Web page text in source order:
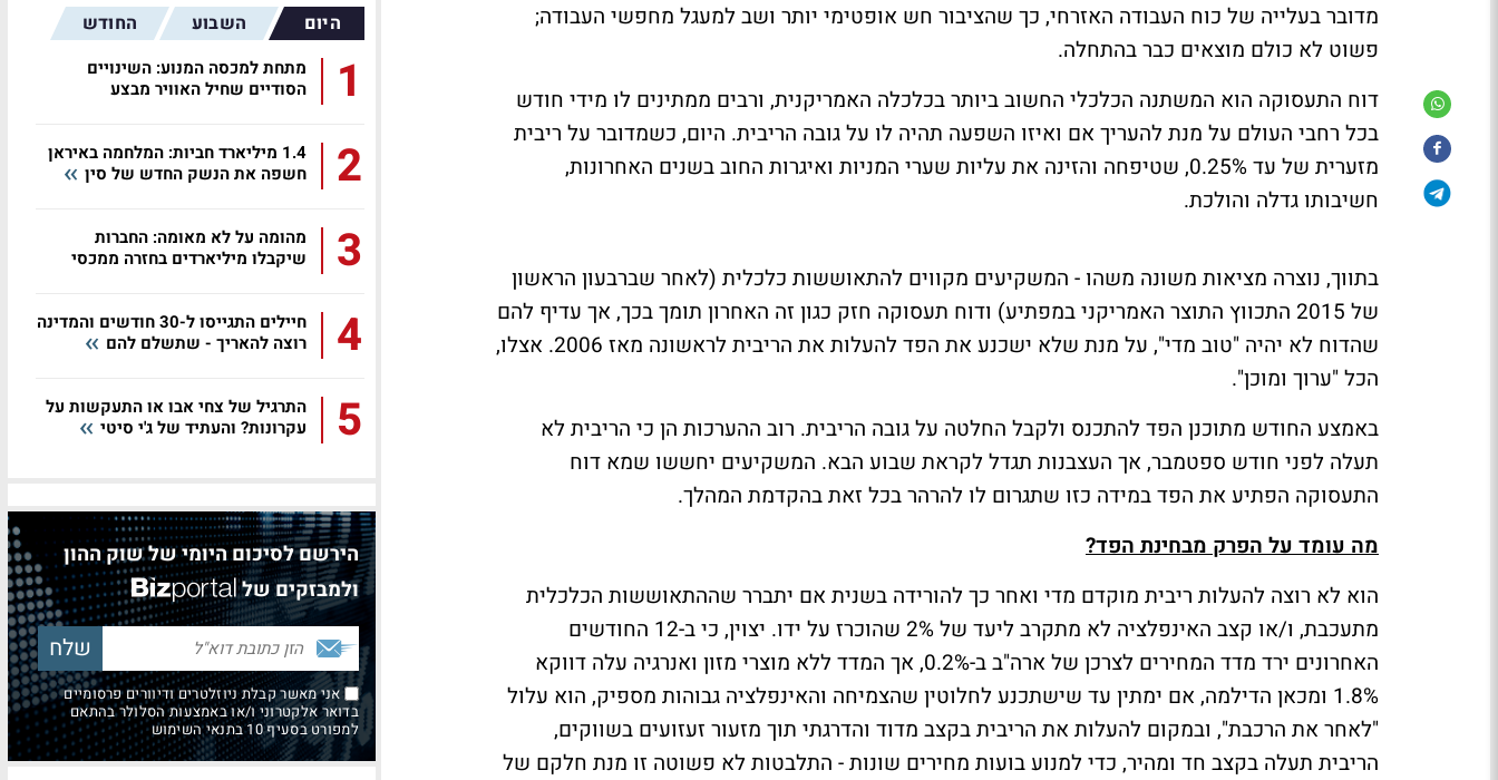
מדובר בעלייה של כוח העבודה האזרחי, כך שהציבור חש אופטימי יותר ושב למעגל מחפשי העבודה;
פשוט לא כולם מוצאים כבר בהתחלה.
דוח התעסוקה הוא המשתנה הכלכלי החשוב ביותר בכלכלה האמריקנית, ורבים ממתינים לו מידי חודש
בכל רחבי העולם על מנת להעריך אם ואיזו השפעה תהיה לו על גובה הריבית. היום, כשמדובר על ריבית
מזערית של עד 0.25%, שטיפחה והזינה את עליות שערי המניות ואיגרות החוב בשנים האחרונות,
חשיבותו גדלה והולכת.
בתווך, נוצרה מציאות משונה משהו - המשקיעים מקווים להתאוששות כלכלית (לאחר שברבעון הראשון
של 2015 התכווץ התוצר האמריקני במפתיע) ודוח תעסוקה חזק כגון זה האחרון תומך בכך, אך עדיף להם
שהדוח לא יהיה "טוב מדי", על מנת שלא ישכנע את הפד להעלות את הריבית לראשונה מאז 2006. אצלו,
הכל "ערוך ומוכן".
באמצע החודש מתוכנן הפד להתכנס ולקבל החלטה על גובה הריבית. רוב ההערכות הן כי הריבית לא
תעלה לפני חודש ספטמבר, אך העצבנות תגדל לקראת שבוע הבא. המשקיעים יחששו שמא דוח
התעסוקה הפתיע את הפד במידה כזו שתגרום לו להרהר בכל זאת בהקדמת המהלך.
מה עומד על הפרק מבחינת הפד?
הוא לא רוצה להעלות ריבית מוקדם מדי ואחר כך להורידה בשנית אם יתברר שההתאוששות הכלכלית
מתעכבת, ו/או קצב האינפלציה לא מתקרב ליעד של 2% שהוכרז על ידו. יצוין, כי ב-12 החודשים
האחרונים ירד מדד המחירים לצרכן של ארה"ב ב-0.2%, אך המדד ללא מוצרי מזון ואנרגיה עלה דווקא
1.8% ומכאן הדילמה, אם ימתין עד שישתכנע לחלוטין שהצמיחה והאינפלציה גבוהות מספיק, הוא עלול
"לאחר את הרכבת", ובמקום להעלות את הריבית בקצב מדוד והדרגתי תוך מזעור זעזועים בשווקים,
הריבית תעלה בקצב חד ומהיר, כדי למנוע בועות מחירים שונות - התלבטות לא פשוטה זו מנת חלקם של
היום השבוע החודש
1
מתחת למכסה המנוע: השינויים
הסודיים שחיל האוויר מבצע
2
1.4 מיליארד חביות: המלחמה באיראן
חשפה את הנשק החדש של סין
3
מהומה על לא מאומה: החברות
שיקבלו מיליארדים בחזרה ממכסי
4
חיילים התגייסו ל-30 חודשים והמדינה
רוצה להאריך - שתשלם להם
5
התרגיל של צחי אבו או התעקשות על
עקרונות? והעתיד של ג'י סיטי
הירשם לסיכום היומי של שוק ההון
ולמבזקים של
אני מאשר קבלת ניוזלטרים ודיוורים פרסומיים
בדואר אלקטרוני ו/או באמצעות הסלולר בהתאם
למפורט בסעיף 10 בתנאי השימוש